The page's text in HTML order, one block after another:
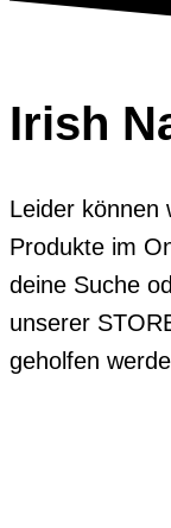
Irish
Leider können
Produkte im
deine Suche
unserer
geholfen